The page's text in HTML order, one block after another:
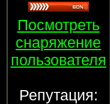
Посмотреть
снаряжение
пользователя
Репутация: